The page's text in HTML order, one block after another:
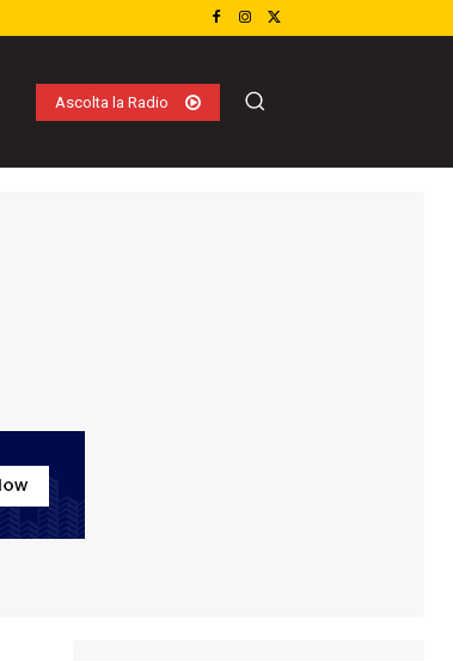
Ascolta la Radio